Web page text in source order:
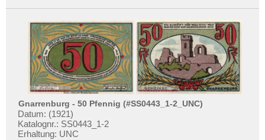
Gnarrenburg - 50 Pfennig (#SS0443_1-2_UNC)
Datum: (1921)
Katalognr.: SS0443_1-2
Erhaltung: UNC